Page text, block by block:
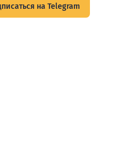
на Telegram